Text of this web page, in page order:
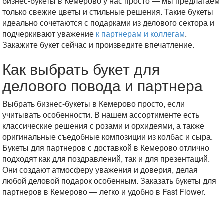
только свежие цветы и стильные решения. Такие букеты
идеально сочетаются с подарками из делового сектора и
подчеркивают уважение к партнерам и коллегам.
Закажите букет сейчас и произведите впечатление.
Как выбрать букет для
делового повода и партнера
Выбрать бизнес-букеты в Кемерово просто, если
учитывать особенности. В нашем ассортименте есть
классические решения с розами и орхидеями, а также
оригинальные съедобные композиции из колбас и сыра.
Букеты для партнеров с доставкой в Кемерово отлично
подходят как для поздравлений, так и для презентаций.
Они создают атмосферу уважения и доверия, делая
любой деловой подарок особенным. Заказать букеты для
партнеров в Кемерово — легко и удобно в Fast Flower.